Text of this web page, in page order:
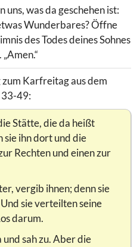
was da geschehen ist:
Wunderbares? Öffne
des Todes deines Sohnes
Karfreitag aus dem
33-49:
Stätte, die da heißt
ihn dort und die
Rechten und einen zur
vergib ihnen; denn sie
sie verteilten seine
darum.
sah zu. Aber die